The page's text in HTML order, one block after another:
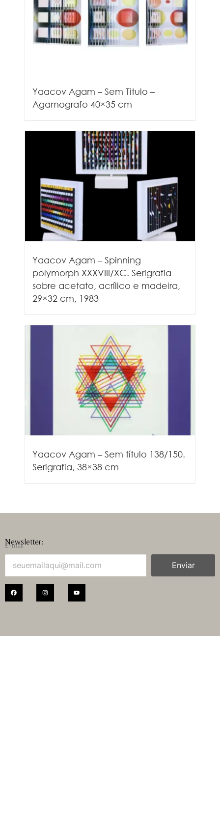
Yaacov Agam – Sem Titulo –
Agamografo 40×35 cm
Yaacov Agam – Spinning
polymorph XXXVIII/XC. Serigrafia
sobre acetato, acrílico e madeira,
29×32 cm, 1983
Yaacov Agam – Sem título 138/150.
Serigrafia, 38×38 cm
Newsletter:
E-mail
Enviar